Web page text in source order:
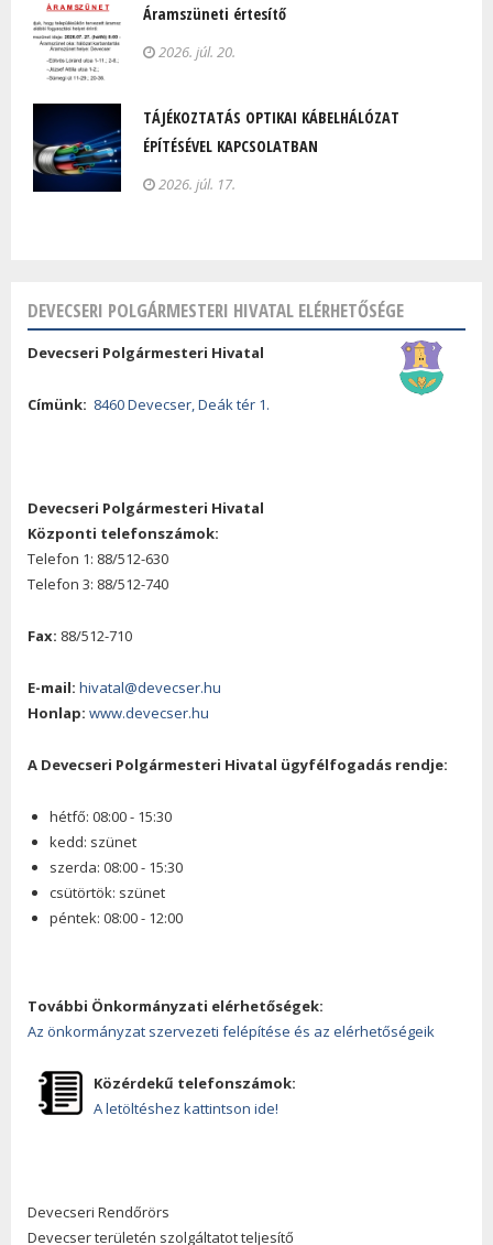
Áramszüneti értesítő
2026. júl. 20.
TÁJÉKOZTATÁS OPTIKAI KÁBELHÁLÓZAT
ÉPÍTÉSÉVEL KAPCSOLATBAN
2026. júl. 17.
DEVECSERI POLGÁRMESTERI HIVATAL ELÉRHETŐSÉGE
Devecseri Polgármesteri Hivatal
Címünk: 8460 Devecser, Deák tér 1.
Devecseri Polgármesteri Hivatal
Központi telefonszámok:
Telefon 1: 88/512-630
Telefon 3: 88/512-740
Fax: 88/512-710
E-mail: hivatal@devecser.hu
Honlap: www.devecser.hu
A Devecseri Polgármesteri Hivatal ügyfélfogadás rendje:
hétfő: 08:00 - 15:30
kedd: szünet
szerda: 08:00 - 15:30
csütörtök: szünet
péntek: 08:00 - 12:00
További Önkormányzati elérhetőségek:
Az önkormányzat szervezeti felépítése és az elérhetőségeik
Közérdekű telefonszámok:
A letöltéshez kattintson ide!
Devecseri Rendőrörs
Devecser területén szolgáltatot teljesítő